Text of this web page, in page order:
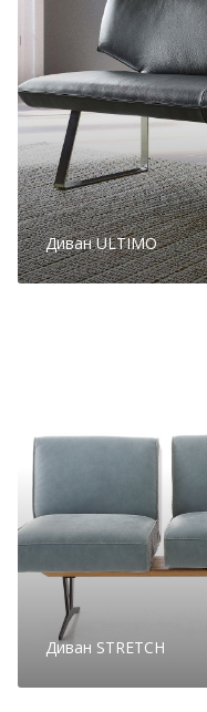
Диван ULTIMO
Диван STRETCH